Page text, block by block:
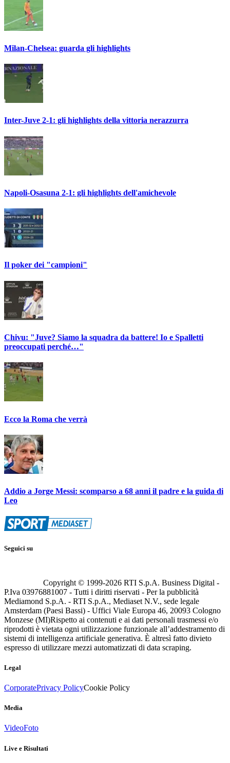
Milan-Chelsea: guarda gli highlights
Inter-Juve 2-1: gli highlights della vittoria nerazzurra
Napoli-Osasuna 2-1: gli highlights dell'amichevole
Il poker dei "campioni"
Chivu: "Juve? Siamo la squadra da battere! Io e Spalletti
preoccupati perché…"
Ecco la Roma che verrà
Addio a Jorge Messi: scomparso a 68 anni il padre e la guida di
Leo
Seguici su
Copyright © 1999-2026 RTI S.p.A. Business Digital -
P.Iva 03976881007 - Tutti i diritti riservati - Per la pubblicità
Mediamond S.p.A. - RTI S.p.A., Mediaset N.V., sede legale
Amsterdam (Paesi Bassi) - Uffici Viale Europa 46, 20093 Cologno
Monzese (MI)Rispetto ai contenuti e ai dati personali trasmessi e/o
riprodotti è vietata ogni utilizzazione funzionale all’addestramento di
sistemi di intelligenza artificiale generativa. È altresì fatto divieto
espresso di utilizzare mezzi automatizzati di data scraping.
Legal
CorporatePrivacy PolicyCookie Policy
Media
VideoFoto
Live e Risultati